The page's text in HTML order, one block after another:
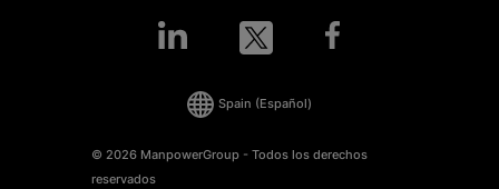
© 2026 ManpowerGroup - Todos los derechos
reservados
Spain (Español)